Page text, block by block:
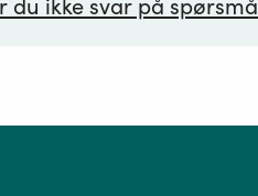
du ikke svar på